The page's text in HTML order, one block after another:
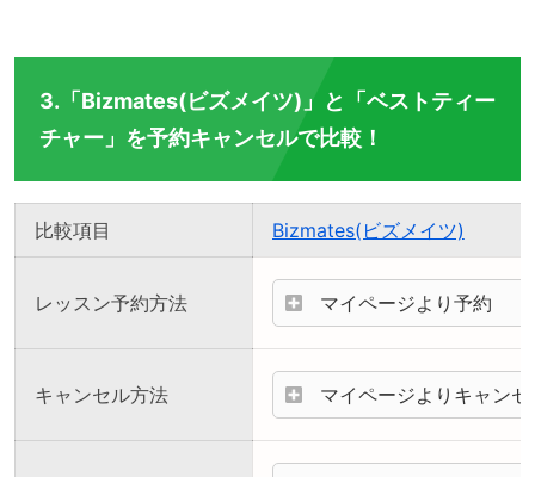
3.「Bizmates(ビズメイツ)」と「ベストティー
チャー」を予約キャンセルで比較！
比較項目 Bizmates(ビズメイツ)
レッスン予約方法 マイページより予約
キャンセル方法 マイページよりキャン